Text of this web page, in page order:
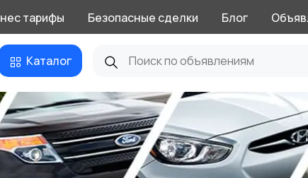
тарифы Безопасные сделки Блог
Каталог